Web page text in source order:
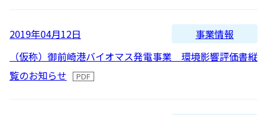
2019年04月12日
事業情報
（仮称）御前崎港バイオマス発電事業 環境影響評価書縦
覧のお知らせ